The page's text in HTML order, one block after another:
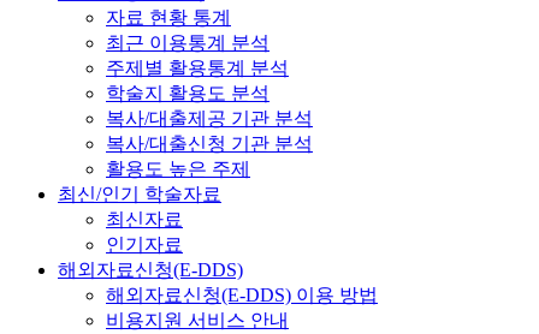
자료 현황 통계
최근 이용통계 분석
주제별 활용통계 분석
학술지 활용도 분석
복사/대출제공 기관 분석
복사/대출신청 기관 분석
활용도 높은 주제
최신/인기 학술자료
최신자료
인기자료
해외자료신청(E-DDS)
해외자료신청(E-DDS) 이용 방법
비용지원 서비스 안내